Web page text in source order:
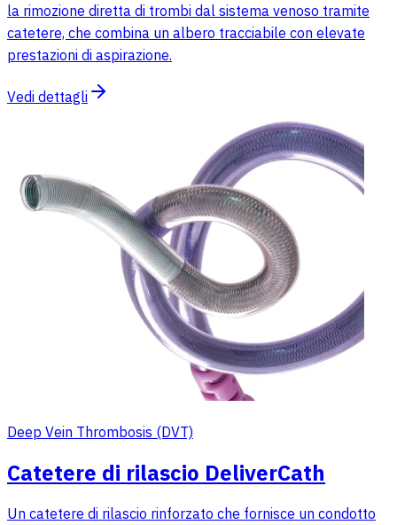
la rimozione diretta di trombi dal sistema venoso tramite
catetere, che combina un albero tracciabile con elevate
prestazioni di aspirazione.
Vedi dettagli
Deep Vein Thrombosis (DVT)
Catetere di rilascio DeliverCath
Un catetere di rilascio rinforzato che fornisce un condotto